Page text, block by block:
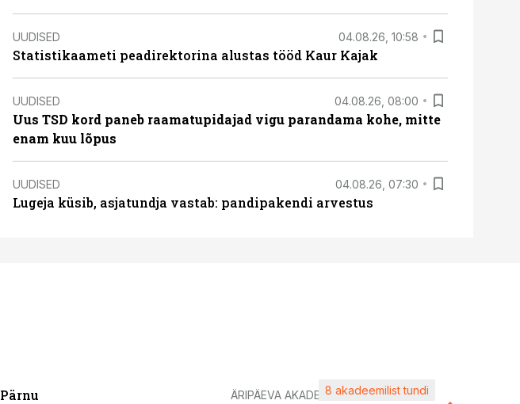
UUDISED 04.08.26, 10:58
Statistikaameti peadirektorina alustas tööd Kaur Kajak
UUDISED 04.08.26, 08:00
Uus TSD kord paneb raamatupidajad vigu parandama kohe, mitte
enam kuu lõpus
UUDISED 04.08.26, 07:30
Lugeja küsib, asjatundja vastab: pandipakendi arvestus
Pärnu
ÄRIPÄEVA AKADEEMIA8 akadeemilist tundi